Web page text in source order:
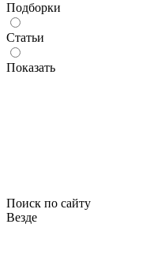
Подборки
Статьи
Показать
Поиск по сайту
Везде